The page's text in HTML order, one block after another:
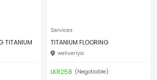
TITANIUM
Services
TITANIUM FLOORING
weliveriya
LKR258 (Negotiable)